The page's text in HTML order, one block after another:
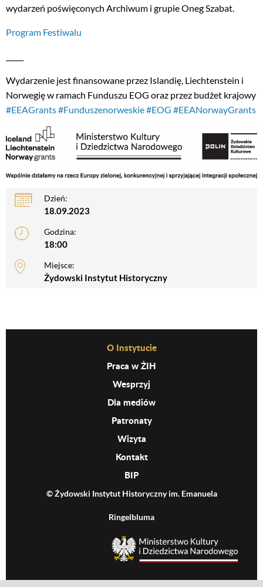
wydarzeń poświęconych Archiwum i grupie Oneg Szabat.
Program Festiwalu
Wydarzenie jest finansowane przez Islandię, Liechtenstein i
Norwegię w ramach Funduszu EOG oraz przez budżet krajowy
#EEAGrants#Funduszenorweskie#EOG #EEANorwayGrants
Dzień:
18.09.2023
Godzina:
18:00
Miejsce:
Żydowski Instytut Historyczny
Before Footer MenuO Instytucie
Praca w ŻIH
Wesprzyj
Dla mediów
Patronaty
Wizyta
Kontakt
BIP
© Żydowski Instytut Historyczny im. Emanuela
Ringelbluma